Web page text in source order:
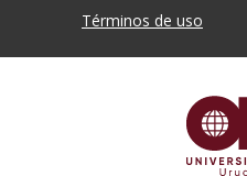
Términos de uso